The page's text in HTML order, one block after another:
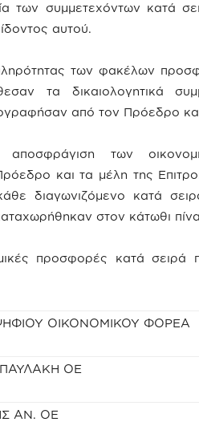
των συμμετεχόντων κατά
αυτού.
των φακέλων
τα δικαιολογητικά
από τον Πρόεδρο
αποσφράγιση των
και τα μέλη της
διαγωνιζόμενο κατά
στον κάτωθι
προσφορές κατά σειρά
ΟΙΚΟΝΟΜΙΚΟΥ ΦΟΡΕΑ
ΟΕ
ΑΝ. ΟΕ